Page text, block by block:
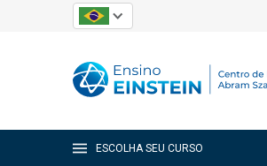
ESCOLHA SEU CURSO